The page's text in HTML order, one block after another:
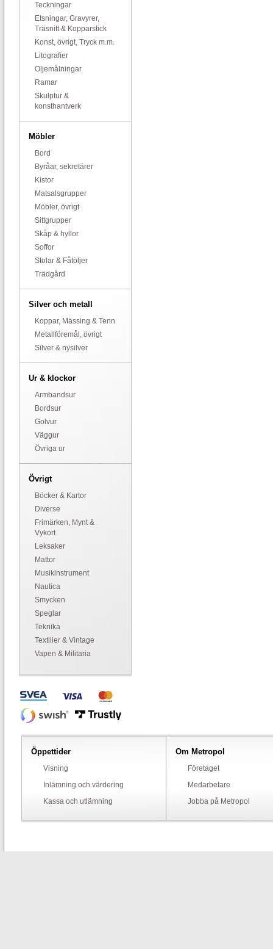
Teckningar
Etsningar, Gravyrer,
Träsnitt & Kopparstick
Konst, övrigt, Tryck m.m.
Litografier
Oljemålningar
Ramar
Skulptur &
konsthantverk
Möbler
Bord
Byråar, sekretärer
Kistor
Matsalsgrupper
Möbler, övrigt
Sittgrupper
Skåp & hyllor
Soffor
Stolar & Fåtöljer
Trädgård
Silver och metall
Koppar, Mässing & Tenn
Metallföremål, övrigt
Silver & nysilver
Ur & klockor
Armbandsur
Bordsur
Golvur
Väggur
Övriga ur
Övrigt
Böcker & Kartor
Diverse
Frimärken, Mynt &
Vykort
Leksaker
Mattor
Musikinstrument
Nautica
Smycken
Speglar
Teknika
Textilier & Vintage
Vapen & Militaria
Öppettider
Visning
Inlämning och värdering
Kassa och utlämning
Om Metropol
Företaget
Medarbetare
Jobba på Metropol